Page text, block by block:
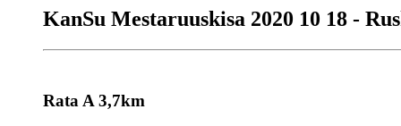
KanSu Mestaruuskisa 2020 10 18 -
Rata A 3,7km